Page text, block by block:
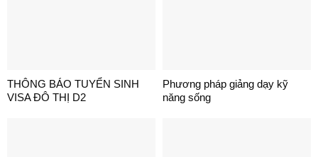
THÔNG BÁO TUYỂN SINH
VISA ĐÔ THỊ D2
Phương pháp giảng dạy kỹ
năng sống